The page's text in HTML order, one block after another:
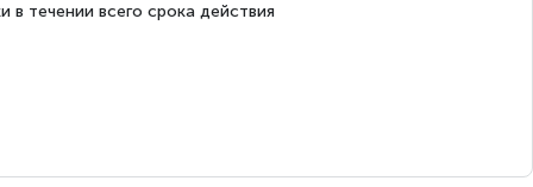
в течении всего срока действия